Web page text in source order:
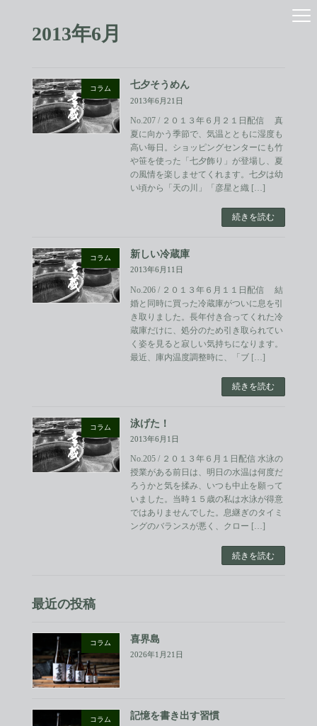
2013年6月
コラム 七夕そうめん
2013年6月21日
No.207 / ２０１３年６月２１日配信 真
夏に向かう季節で、気温とともに湿度も
高い毎日。ショッピングセンターにも竹
や笹を使った「七夕飾り」が登場し、夏
の風情を楽しませてくれます。七夕は幼
い頃から「天の川」「彦星と織 […]
続きを読む
コラム 新しい冷蔵庫
2013年6月11日
No.206 / ２０１３年６月１１日配信 結
婚と同時に買った冷蔵庫がついに息を引
き取りました。長年付き合ってくれた冷
蔵庫だけに、処分のため引き取られてい
く姿を見ると寂しい気持ちになります。
最近、庫内温度調整時に、「ブ […]
続きを読む
コラム 泳げた！
2013年6月1日
No.205 / ２０１３年６月１日配信 水泳の
授業がある前日は、明日の水温は何度だ
ろうかと気を揉み、いつも中止を願って
いました。当時１５歳の私は水泳が得意
ではありませんでした。息継ぎのタイミ
ングのバランスが悪く、クロー […]
続きを読む
最近の投稿
コラム 喜界島
2026年1月21日
コラム 記憶を書き出す習慣